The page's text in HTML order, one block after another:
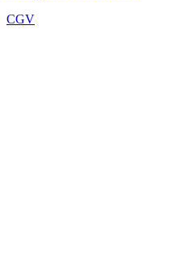
CGV